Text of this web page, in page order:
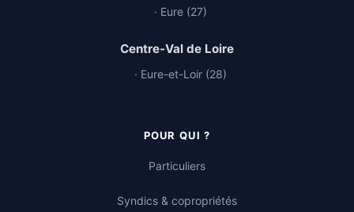
· Eure (27)
Centre-Val de Loire
· Eure-et-Loir (28)
POUR QUI ?
Particuliers
Syndics & copropriétés